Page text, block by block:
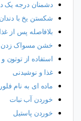
دشمنان درجه‌ یک
شکستن یخ با دندان
بلافاصله پس از
خشن مسواک زدن
استفاده از توتون و
غذا و نوشیدنی
ماده ای به نام
خوردن آب نبات
خوردن پاستیل